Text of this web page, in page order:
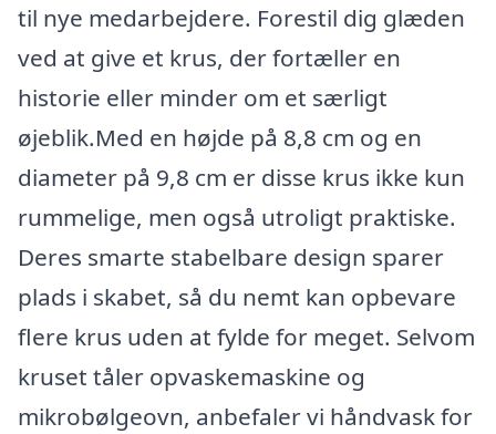
til nye medarbejdere. Forestil dig glæden
ved at give et krus, der fortæller en
historie eller minder om et særligt
øjeblik.Med en højde på 8,8 cm og en
diameter på 9,8 cm er disse krus ikke kun
rummelige, men også utroligt praktiske.
Deres smarte stabelbare design sparer
plads i skabet, så du nemt kan opbevare
flere krus uden at fylde for meget. Selvom
kruset tåler opvaskemaskine og
mikrobølgeovn, anbefaler vi håndvask for